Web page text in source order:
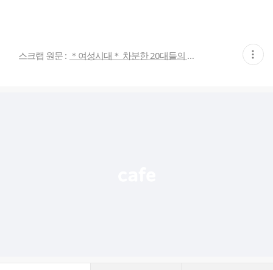
스크랩 원문 : ＊여성시대＊ 차분한 20대들의 알흠다운 공간 현
재